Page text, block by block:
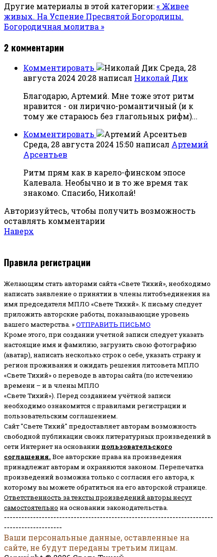
Другие материалы в этой категории:« Живее
живых. На Успение Пресвятой Богородицы.
Богородичная молитва »
2 комментарии
Комментировать
Среда, 28
августа 2024 20:28 написал Николай Дик
Благодарю, Артемий. Мне тоже этот ритм
нравится - он лирично-романтичный (и к
тому же стараюсь без глагольных рифм)...
Комментировать
Среда, 28 августа 2024 15:50 написал Артемий
Арсентьев
Ритм прям как в карело-финском эпосе
Калевала. Необычно и в то же время так
знакомо. Спасибо, Николай!
Авторизуйтесь, чтобы получить возможность
оставлять комментарии
Наверх
Правила регистрации
Желающим стать авторами сайта «Свете Тихий», необходимо
написать заявление о принятии в члены литобъединения на
имя председателя МПЛО «Свете Тихий». К письму следует
приложить авторские работы, показывающие уровень
вашего мастерства. »ОТПРАВИТЬ ПИСЬМО
Кроме этого, при создании учетной записи следует указать
настоящие имя и фамилию, загрузить свою фотографию
(аватар), написать несколько строк о себе, указать страну и
регион проживания и ожидать решения литсовета МПЛО
«Свете Тихий» о переводе в авторы сайта (по истечению
времени – и в члены МПЛО
«Свете Тихий»). Перед созданием учётной записи
необходимо ознакомится с правилами регистрации и
пользовательским соглашением.
Сайт "Свете Тихий" предоставляет авторам возможность
свободной публикации своих литературных произведений в
сети Интернет на основании пользовательского
соглашения. Все авторские права на произведения
принадлежат авторам и охраняются законом. Перепечатка
произведений возможна только с согласия его автора, к
которому вы можете обратиться на его авторской странице.
Ответственность за тексты произведений авторы несут
самостоятельно на основании законодательства.
------------------------------------------------------------------------
--------------------
Ваши персональные данные, оставленные на
сайте, не будут переданы третьим лицам.